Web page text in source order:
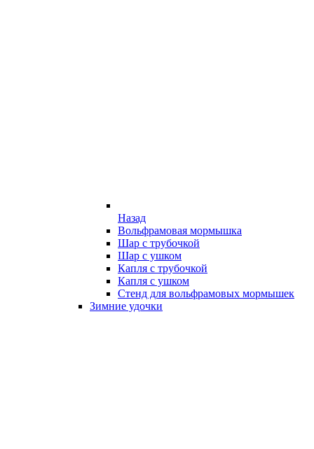
Назад
Вольфрамовая мормышка
Шар с трубочкой
Шар с ушком
Капля с трубочкой
Капля с ушком
Стенд для вольфрамовых мормышек
Зимние удочки